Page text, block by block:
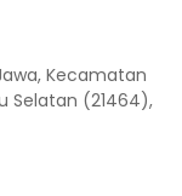
Kecamatan
Selatan (21464),